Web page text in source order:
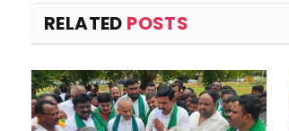
RELATED POSTS